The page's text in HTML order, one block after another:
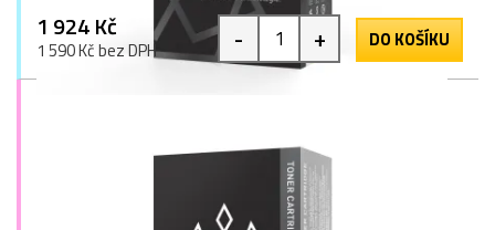
1 924 Kč
1 590 Kč bez DPH - + DO KOŠÍKU